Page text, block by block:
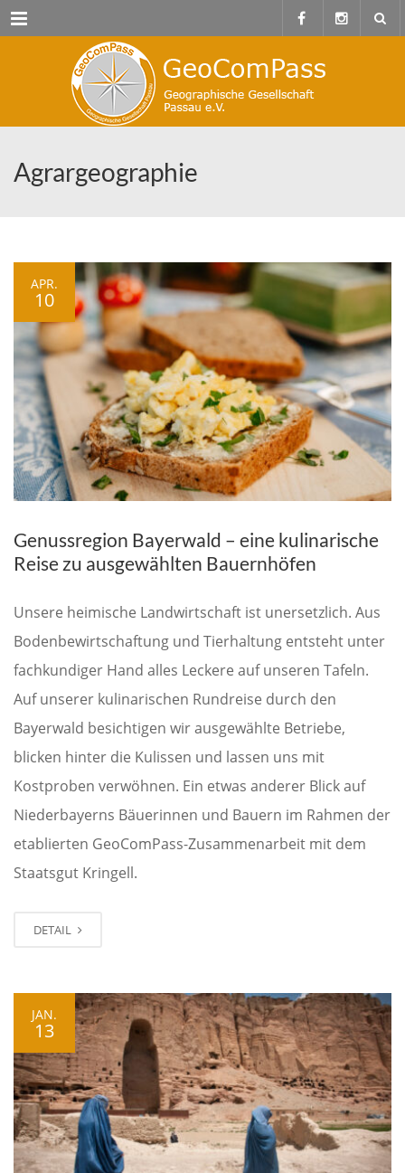
Menu
Agrargeographie
APR.
10
Genussregion Bayerwald – eine kulinarische
Reise zu ausgewählten Bauernhöfen
Unsere heimische Landwirtschaft ist unersetzlich. Aus
Bodenbewirtschaftung und Tierhaltung entsteht unter
fachkundiger Hand alles Leckere auf unseren Tafeln.
Auf unserer kulinarischen Rundreise durch den
Bayerwald besichtigen wir ausgewählte Betriebe,
blicken hinter die Kulissen und lassen uns mit
Kostproben verwöhnen. Ein etwas anderer Blick auf
Niederbayerns Bäuerinnen und Bauern im Rahmen der
etablierten GeoComPass-Zusammenarbeit mit dem
Staatsgut Kringell.
DETAIL
JAN.
13